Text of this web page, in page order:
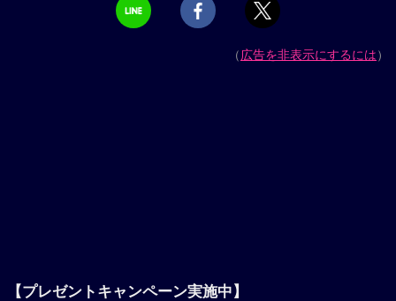
（広告を非表示にするには）
【プレゼントキャンペーン実施中】